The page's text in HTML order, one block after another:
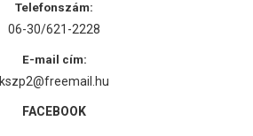
Telefonszám:
06-30/621-2228
E-mail cím:
kszp2@freemail.hu
FACEBOOK